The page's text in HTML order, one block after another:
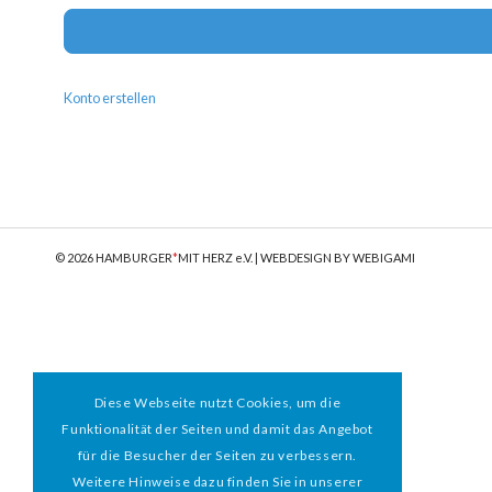
Konto erstellen
© 2026 HAMBURGER*MIT HERZ e.V. | WEBDESIGN BY WEBIGAMI
Diese Webseite nutzt Cookies, um die
Funktionalität der Seiten und damit das Angebot
für die Besucher der Seiten zu verbessern.
Weitere Hinweise dazu finden Sie in unserer